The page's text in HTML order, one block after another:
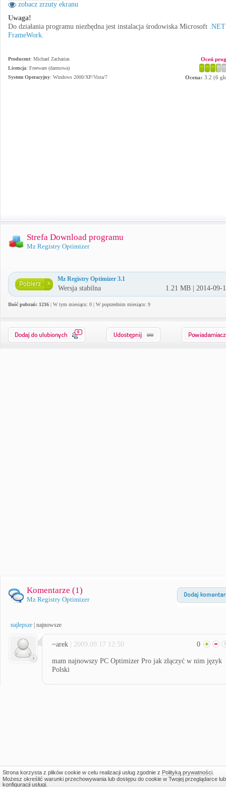
zobacz zrzuty ekranu
Uwaga!
Do działania programu niezbędna jest instalacja środowiska Microsoft .NET
FrameWork.
Producent: Michael Zacharias
Licencja: Freeware (darmowa)
System Operacyjny: Windows 2000/XP/Vista/7
Oceń
Ocena: 3.2 (6
Strefa Download programu
Mz Registry Optimizer
Mz Registry Optimizer 3.1
Wersja stabilna 1.21 MB | 2014-09-
Ilość pobrań: 1216 | W tym miesiącu: 0 | W poprzednim miesiącu: 9
0
Komentarze (1)
Mz Registry Optimizer
najlepsze najnowsze
~arek | 2009.09.17 12:50 0
mam najnowszy PC Optimizer Pro jak złączyć w nim język
Polski
Strona korzysta z plików cookie w celu realizacji usług zgodnie z Polityką prywatności.
Możesz określić warunki przechowywania lub dostępu do cookie w Twojej przeglądarce lub
konfiguracji usługi.